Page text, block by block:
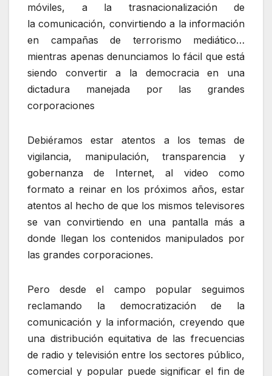
móviles, a la trasnacionalización de
la comunicación, convirtiendo a la información
en campañas de terrorismo mediático…
mientras apenas denunciamos lo fácil que está
siendo convertir a la democracia en una
dictadura manejada por las grandes
corporaciones
Debiéramos estar atentos a los temas de
vigilancia, manipulación, transparencia y
gobernanza de Internet, al video como
formato a reinar en los próximos años, estar
atentos al hecho de que los mismos televisores
se van convirtiendo en una pantalla más a
donde llegan los contenidos manipulados por
las grandes corporaciones.
Pero desde el campo popular seguimos
reclamando la democratización de la
comunicación y la información, creyendo que
una distribución equitativa de las frecuencias
de radio y televisión entre los sectores público,
comercial y popular puede significar el fin de